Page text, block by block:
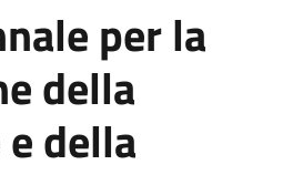
per la
della
della